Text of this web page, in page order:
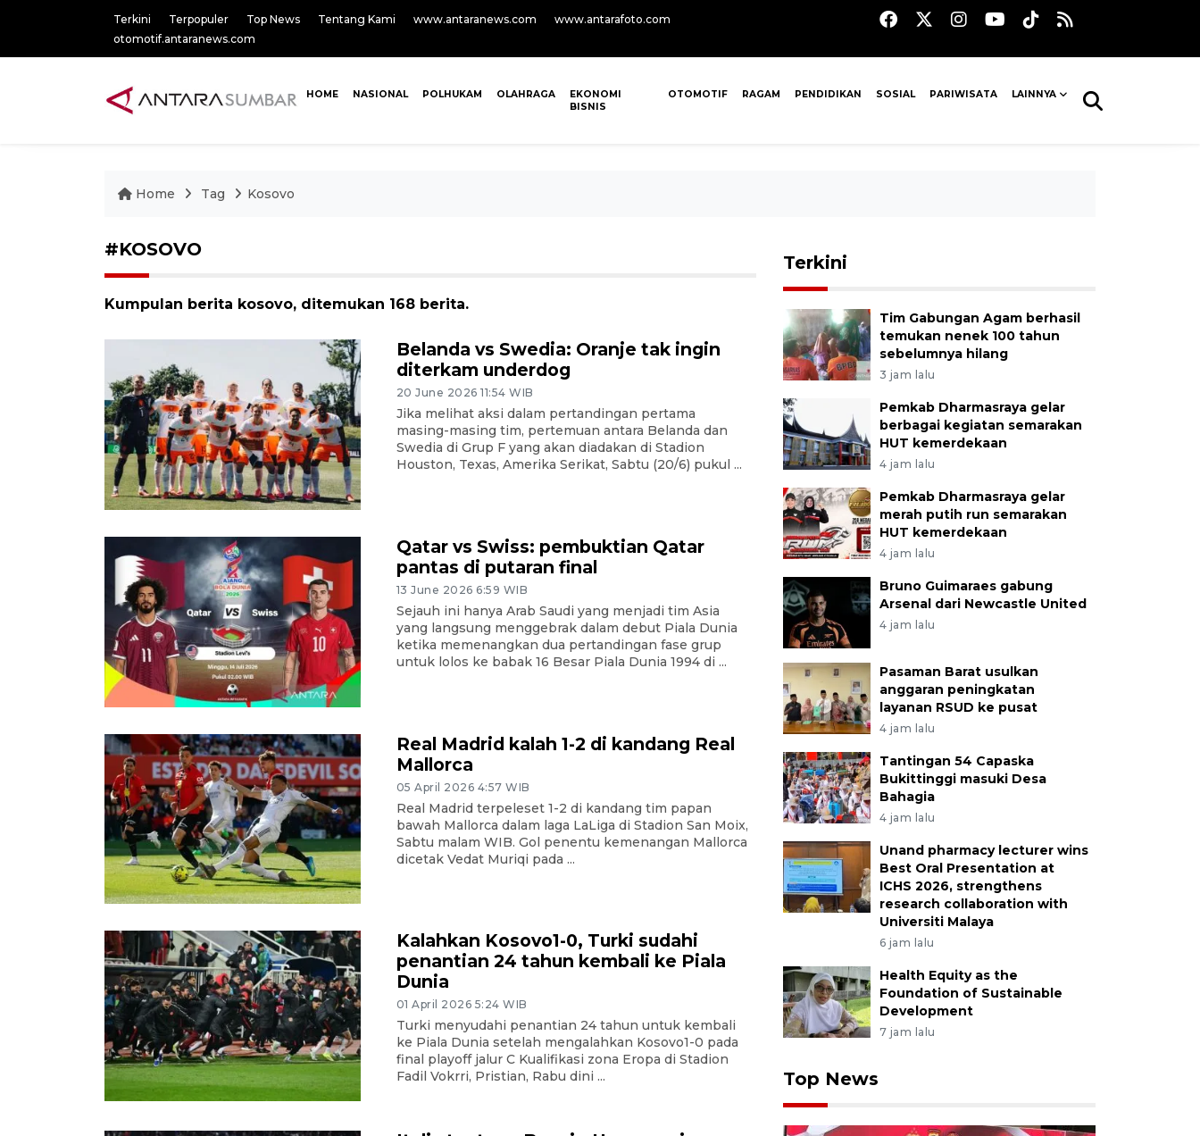
Terkini Terpopuler Top News Tentang Kami www.antaranews.com
www.antarafoto.com
otomotif.antaranews.com
HOME NASIONAL POLHUKAM OLAHRAGA
EKONOMI
BISNIS
OTOMOTIF RAGAM PENDIDIKAN SOSIAL PARIWISATA LAINNYA
Home Tag Kosovo
#KOSOVO
Kumpulan berita kosovo, ditemukan 168 berita.
Belanda vs Swedia: Oranje tak ingin
diterkam underdog
20 June 2026 11:54 WIB
Jika melihat aksi dalam pertandingan pertama
masing-masing tim, pertemuan antara Belanda dan
Swedia di Grup F yang akan diadakan di Stadion
Houston, Texas, Amerika Serikat, Sabtu (20/6) pukul ...
Qatar vs Swiss: pembuktian Qatar
pantas di putaran final
13 June 2026 6:59 WIB
Sejauh ini hanya Arab Saudi yang menjadi tim Asia
yang langsung menggebrak dalam debut Piala Dunia
ketika memenangkan dua pertandingan fase grup
untuk lolos ke babak 16 Besar Piala Dunia 1994 di ...
Real Madrid kalah 1-2 di kandang Real
Mallorca
05 April 2026 4:57 WIB
Real Madrid terpeleset 1-2 di kandang tim papan
bawah Mallorca dalam laga LaLiga di Stadion San Moix,
Sabtu malam WIB. Gol penentu kemenangan Mallorca
dicetak Vedat Muriqi pada ...
Kalahkan Kosovo1-0, Turki sudahi
penantian 24 tahun kembali ke Piala
Dunia
01 April 2026 5:24 WIB
Turki menyudahi penantian 24 tahun untuk kembali
ke Piala Dunia setelah mengalahkan Kosovo1-0 pada
final playoff jalur C Kualifikasi zona Eropa di Stadion
Fadil Vokrri, Pristian, Rabu dini ...
Terkini
Tim Gabungan Agam berhasil
temukan nenek 100 tahun
sebelumnya hilang
3 jam lalu
Pemkab Dharmasraya gelar
berbagai kegiatan semarakan
HUT kemerdekaan
4 jam lalu
Pemkab Dharmasraya gelar
merah putih run semarakan
HUT kemerdekaan
4 jam lalu
Bruno Guimaraes gabung
Arsenal dari Newcastle United
4 jam lalu
Pasaman Barat usulkan
anggaran peningkatan
layanan RSUD ke pusat
4 jam lalu
Tantingan 54 Capaska
Bukittinggi masuki Desa
Bahagia
4 jam lalu
Unand pharmacy lecturer wins
Best Oral Presentation at
ICHS 2026, strengthens
research collaboration with
Universiti Malaya
6 jam lalu
Health Equity as the
Foundation of Sustainable
Development
7 jam lalu
Top News